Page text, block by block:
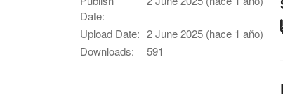
Date:
Upload Date: 2 June 2025 (hace 1 año)
Downloads:
591